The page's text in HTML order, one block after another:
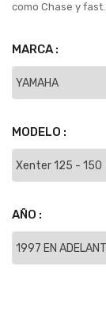
como Chase y fast.
MARCA :
MODELO :
AÑO :